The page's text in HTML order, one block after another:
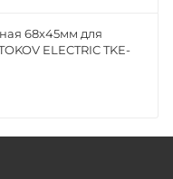
68х45мм для
ELECTRIC TKE-